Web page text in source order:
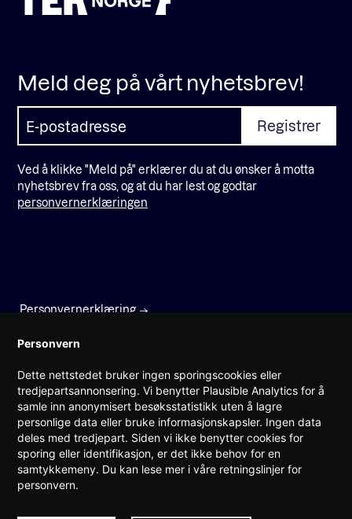
Prinsens gate 22
0157 Oslo
(+47) 960 08 142
post@teknorge.no
Ansvarlig webredaktør:
Meld deg på vårt nyhetsbrev!
Ved å klikke "Meld på" erklærer du at du ønsker å motta
nyhetsbrev fra oss, og at du har lest og godtar
personvernerklæringen
Personvernerklæring
Personvern
Dette nettstedet bruker ingen sporingscookies eller
tredjepartsannonsering. Vi benytter Plausible Analytics for å
samle inn anonymisert besøksstatistikk uten å lagre
personlige data eller bruke informasjonskapsler. Ingen data
deles med tredjepart. Siden vi ikke benytter cookies for
sporing eller identifikasjon, er det ikke behov for en
samtykkemeny. Du kan lese mer i våre retningslinjer for
personvern.